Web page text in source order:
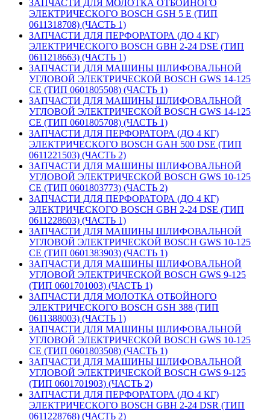
ЗАПЧАСТИ ДЛЯ МОЛОТКА ОТБОЙНОГО
ЭЛЕКТРИЧЕСКОГО BOSCH GSH 5 E (ТИП
0611318708) (ЧАСТЬ 1)
ЗАПЧАСТИ ДЛЯ ПЕРФОРАТОРА (ДО 4 КГ)
ЭЛЕКТРИЧЕСКОГО BOSCH GBH 2-24 DSE (ТИП
0611218663) (ЧАСТЬ 1)
ЗАПЧАСТИ ДЛЯ МАШИНЫ ШЛИФОВАЛЬНОЙ
УГЛОВОЙ ЭЛЕКТРИЧЕСКОЙ BOSCH GWS 14-125
CE (ТИП 0601805508) (ЧАСТЬ 1)
ЗАПЧАСТИ ДЛЯ МАШИНЫ ШЛИФОВАЛЬНОЙ
УГЛОВОЙ ЭЛЕКТРИЧЕСКОЙ BOSCH GWS 14-125
CE (ТИП 0601805708) (ЧАСТЬ 1)
ЗАПЧАСТИ ДЛЯ ПЕРФОРАТОРА (ДО 4 КГ)
ЭЛЕКТРИЧЕСКОГО BOSCH GAH 500 DSE (ТИП
0611221503) (ЧАСТЬ 2)
ЗАПЧАСТИ ДЛЯ МАШИНЫ ШЛИФОВАЛЬНОЙ
УГЛОВОЙ ЭЛЕКТРИЧЕСКОЙ BOSCH GWS 10-125
CE (ТИП 0601803773) (ЧАСТЬ 2)
ЗАПЧАСТИ ДЛЯ ПЕРФОРАТОРА (ДО 4 КГ)
ЭЛЕКТРИЧЕСКОГО BOSCH GBH 2-24 DSE (ТИП
0611228603) (ЧАСТЬ 1)
ЗАПЧАСТИ ДЛЯ МАШИНЫ ШЛИФОВАЛЬНОЙ
УГЛОВОЙ ЭЛЕКТРИЧЕСКОЙ BOSCH GWS 10-125
CE (ТИП 0601383903) (ЧАСТЬ 1)
ЗАПЧАСТИ ДЛЯ МАШИНЫ ШЛИФОВАЛЬНОЙ
УГЛОВОЙ ЭЛЕКТРИЧЕСКОЙ BOSCH GWS 9-125
(ТИП 0601701003) (ЧАСТЬ 1)
ЗАПЧАСТИ ДЛЯ МОЛОТКА ОТБОЙНОГО
ЭЛЕКТРИЧЕСКОГО BOSCH GSH 388 (ТИП
0611388003) (ЧАСТЬ 1)
ЗАПЧАСТИ ДЛЯ МАШИНЫ ШЛИФОВАЛЬНОЙ
УГЛОВОЙ ЭЛЕКТРИЧЕСКОЙ BOSCH GWS 10-125
CE (ТИП 0601803508) (ЧАСТЬ 1)
ЗАПЧАСТИ ДЛЯ МАШИНЫ ШЛИФОВАЛЬНОЙ
УГЛОВОЙ ЭЛЕКТРИЧЕСКОЙ BOSCH GWS 9-125
(ТИП 0601701903) (ЧАСТЬ 2)
ЗАПЧАСТИ ДЛЯ ПЕРФОРАТОРА (ДО 4 КГ)
ЭЛЕКТРИЧЕСКОГО BOSCH GBH 2-24 DSR (ТИП
0611228768) (ЧАСТЬ 2)